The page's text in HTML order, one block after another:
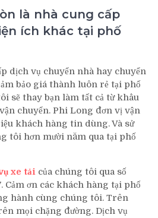
là nhà cung cấp
ích khác tại phố
dịch vụ chuyển nhà hay chuyển
bảo giá thành luôn rẻ tại phố
sẽ thay bạn làm tất cả từ khâu
chuyển. Phi Long đơn vị vận
khách hàng tin dùng. Và sử
tôi hơn mười năm qua tại phố
xe tải của chúng tôi qua số
Cảm ơn các khách hàng tại phố
hành cùng chúng tôi. Trên
mọi chặng đường. Dịch vụ